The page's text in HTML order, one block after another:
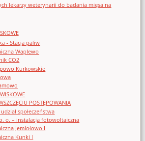
lekarzy weterynarii do badania mięsa na
- Stacja paliw
Waplewo
CO2
Kurkowskie
POSTĘPOWANIA
społeczeństwa
o. – instalacja fotowoltaiczna
Jemiołowo I
Kunki I